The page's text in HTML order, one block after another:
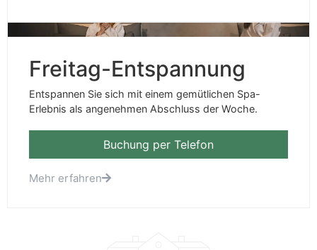
Freitag-Entspannung
Entspannen Sie sich mit einem gemütlichen Spa-
Erlebnis als angenehmen Abschluss der Woche.
Buchung per Telefon
Mehr erfahren